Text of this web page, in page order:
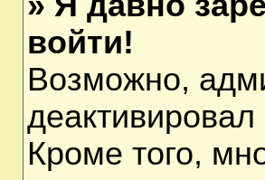
войти!
Возможно,
Кроме того,